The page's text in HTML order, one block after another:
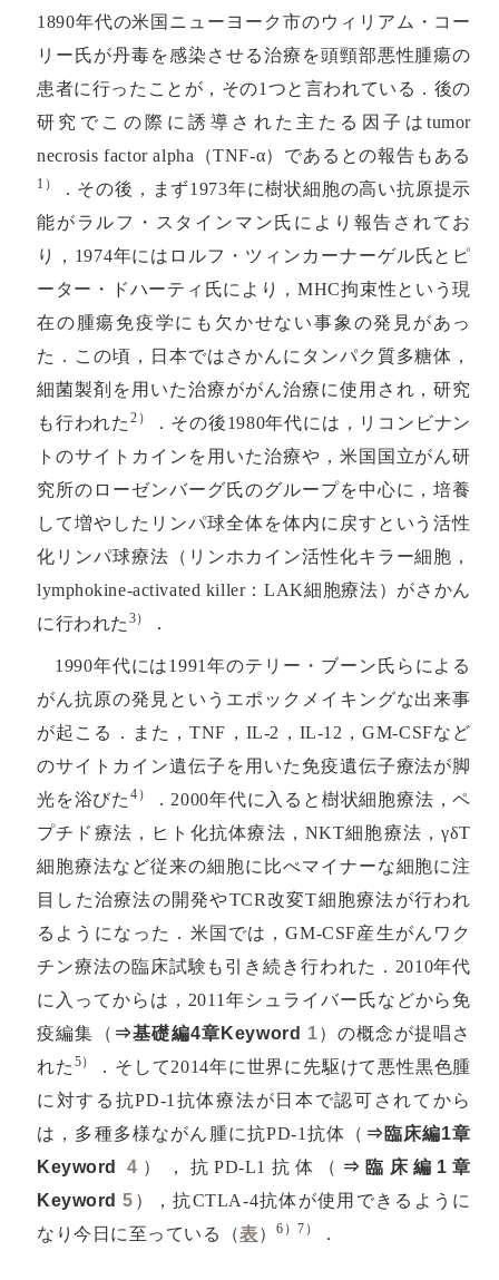
1890年代の米国ニューヨーク市のウィリアム・コー
リー氏が丹毒を感染させる治療を頭頸部悪性腫瘍の
患者に行ったことが，その1つと言われている．後の
研究でこの際に誘導された主たる因子はtumor
necrosis factor alpha（TNF-α）であるとの報告もある
1）
．その後，まず1973年に樹状細胞の高い抗原提示
能がラルフ・スタインマン氏により報告されてお
り，1974年にはロルフ・ツィンカーナーゲル氏とピ
ーター・ドハーティ氏により，MHC拘束性という現
在の腫瘍免疫学にも欠かせない事象の発見があっ
た．この頃，日本ではさかんにタンパク質多糖体，
細菌製剤を用いた治療ががん治療に使用され，研究
も行われた2）
．その後1980年代には，リコンビナン
トのサイトカインを用いた治療や，米国国立がん研
究所のローゼンバーグ氏のグループを中心に，培養
して増やしたリンパ球全体を体内に戻すという活性
化リンパ球療法（リンホカイン活性化キラー細胞，
lymphokine-activated killer：LAK細胞療法）がさかん
に行われた 3） ．
1990年代には1991年のテリー・ブーン氏らによる
がん抗原の発見というエポックメイキングな出来事
が起こる．また，TNF，IL-2，IL-12，GM-CSFなど
のサイトカイン遺伝子を用いた免疫遺伝子療法が脚
光を浴びた4）
．2000年代に入ると樹状細胞療法，ペ
プチド療法，ヒト化抗体療法，NKT細胞療法，γδT
細胞療法など従来の細胞に比べマイナーな細胞に注
目した治療法の開発やTCR改変T細胞療法が行われ
るようになった．米国では，GM-CSF産生がんワク
チン療法の臨床試験も引き続き行われた．2010年代
に入ってからは，2011年シュライバー氏などから免
疫編集（ ⇒基礎編4章Keyword 1）の概念が提唱さ
れた 5）
．そして2014年に世界に先駆けて悪性黒色腫
に対する抗PD-1抗体療法が日本で認可されてから
は，多種多様ながん腫に抗PD-1抗体（ ⇒臨床編1章
Keyword4 ），抗PD-L1抗体（ ⇒臨床編1章
Keyword5 ），抗CTLA-4抗体が使用できるように
なり今日に至っている（表）6）7） ．